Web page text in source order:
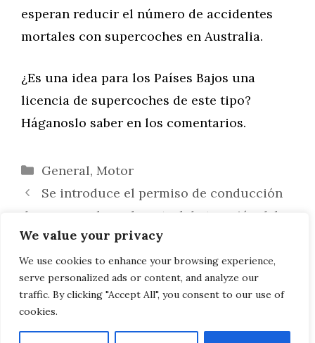
We value your privacy
We use cookies to enhance your browsing experience,
serve personalized ads or content, and analyze our
traffic. By clicking "Accept All", you consent to our use of
cookies.
esperan reducir el número de accidentes
mortales con supercoches en Australia.
¿Es una idea para los Países Bajos una
licencia de supercoches de este tipo?
Háganoslo saber en los comentarios.
Categorías
General, Motor
Se introduce el permiso de conducción
de supercoches: el control de tracción debe
permanecer activado
El tema Spectrum del McLaren 750S es
bastante fresco